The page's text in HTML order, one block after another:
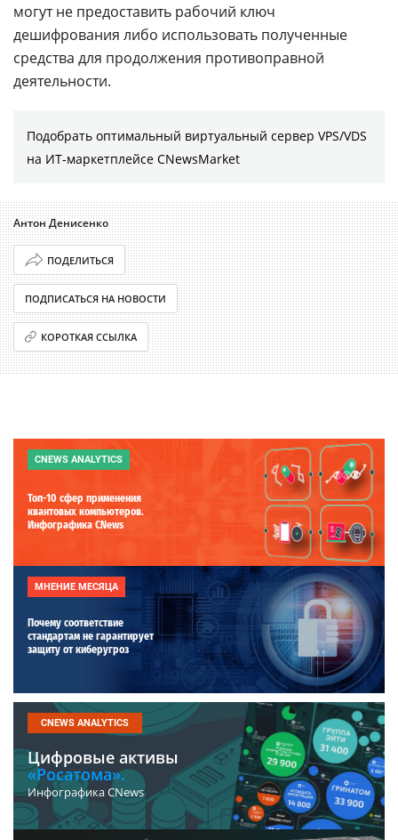
могут не предоставить рабочий ключ
дешифрования либо использовать полученные
средства для продолжения противоправной
деятельности.
Подобрать оптимальный виртуальный сервер VPS/VDS
на ИТ-маркетплейсе CNewsMarket
Антон Денисенко
ПОДЕЛИТЬСЯ
ПОДПИСАТЬСЯ НА НОВОСТИ
КОРОТКАЯ ССЫЛКА
CNEWS ANALYTICS
Топ-10 сфер применения
квантовых компьютеров.
Инфографика CNews
МНЕНИЕ МЕСЯЦА
Почему соответствие
стандартам не гарантирует
защиту от киберугроз
CNEWS ANALYTICS
Цифровые активы
«Росатома».
Инфографика CNews